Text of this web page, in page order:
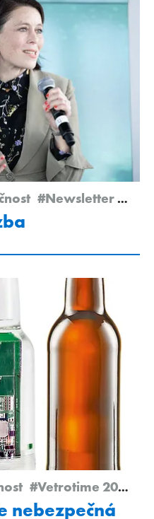
#Newsletter Edition 2/2024
#Vetrotime 2023
nebezpečná